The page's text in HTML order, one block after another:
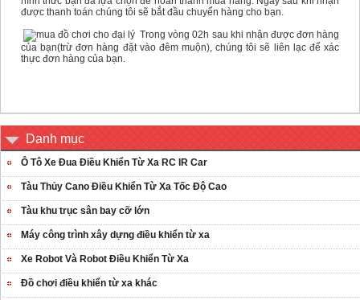
được thanh toán chúng tôi sẽ bắt đầu chuyển hàng cho bạn.
Trong vòng 02h sau khi nhận được đơn hàng
của bạn(trừ đơn hàng đặt vào đêm muộn), chúng tôi sẽ liên lạc để xác
thực đơn hàng của bạn.
Danh mục
Ô Tô Xe Đua Điều Khiển Từ Xa RC IR Car
Tàu Thủy Cano Điều Khiển Từ Xa Tốc Độ Cao
Tàu khu trục sân bay cỡ lớn
Máy công trình xây dựng điều khiển từ xa
Xe Robot Và Robot Điều Khiển Từ Xa
Đồ chơi điều khiển từ xa khác